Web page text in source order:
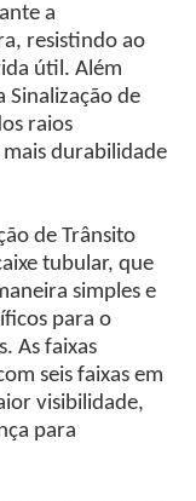
a
resistindo ao
útil. Além
Sinalização de
raios
durabilidade
de Trânsito
tubular, que
simples e
para o
As faixas
seis faixas em
visibilidade,
para